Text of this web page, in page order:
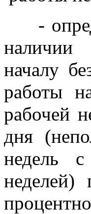
-
наличии
началу
работы
рабочей
дня
недель
неделей)